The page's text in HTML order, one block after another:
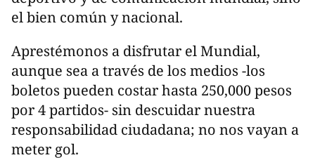
el bien común y nacional.
Aprestémonos a disfrutar el Mundial,
aunque sea a través de los medios -los
boletos pueden costar hasta 250,000 pesos
por 4 partidos- sin descuidar nuestra
responsabilidad ciudadana; no nos vayan a
meter gol.